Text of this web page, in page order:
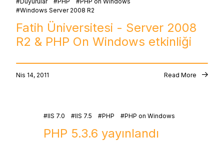
Windows Server 2008 R2
Fatih Üniversitesi - Server 2008
R2 & PHP On Windows etkinliği
Nis 14, 2011 Read More
IIS 7.0 IIS 7.5 PHP PHP on Windows
PHP 5.3.6 yayınlandı